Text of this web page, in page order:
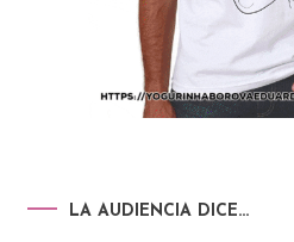
LA AUDIENCIA DICE…